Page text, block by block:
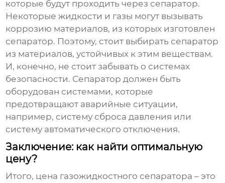
которые будут проходить через сепаратор.
Некоторые жидкости и газы могут вызывать
коррозию материалов, из которых изготовлен
сепаратор. Поэтому, стоит выбирать сепаратор
из материалов, устойчивых к этим веществам.
И, конечно, не стоит забывать о системах
безопасности. Сепаратор должен быть
оборудован системами, которые
предотвращают аварийные ситуации,
например, систему сброса давления или
систему автоматического отключения.
Заключение: как найти оптимальную
цену?
Итого, цена газожидкостного сепаратора – это